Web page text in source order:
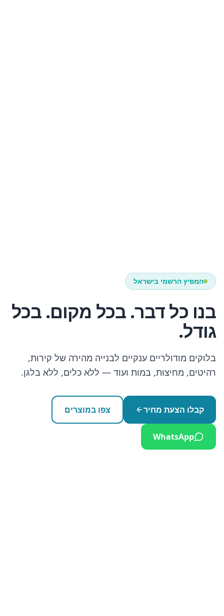
המפיץ הרשמי בישראל
בנו כל דבר. בכל מקום. בכל
גודל.
בלוקים מודולריים ענקיים לבנייה מהירה של קירות,
רהיטים, מחיצות, במות ועוד — ללא כלים, ללא בלגן.
קבלו הצעת מחיר צפו במוצרים
WhatsApp